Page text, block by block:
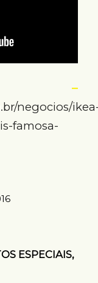
–
negocios/
famosa-
ESPECIAIS,